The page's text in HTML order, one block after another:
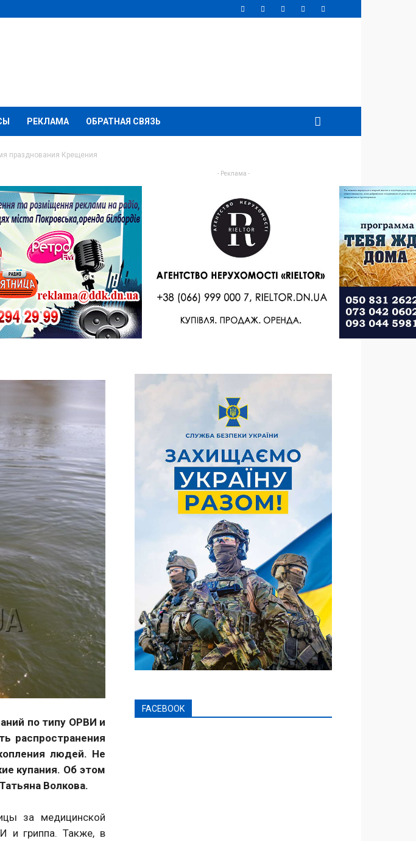
РЕКЛАМА ОБРАТНАЯ СВЯЗЬ
празднования Крещения
по типу ОРВИ и
распространения
людей. Не
купания. Об этом
Волкова.
за медицинской
и гриппа. Также, в
- Реклама -
FACEBOOK